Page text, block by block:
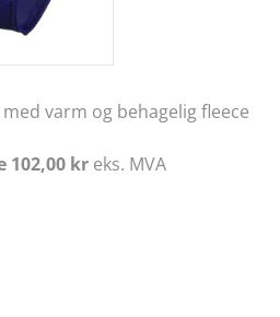
varm og behagelig fleece
102,00 kr eks. MVA